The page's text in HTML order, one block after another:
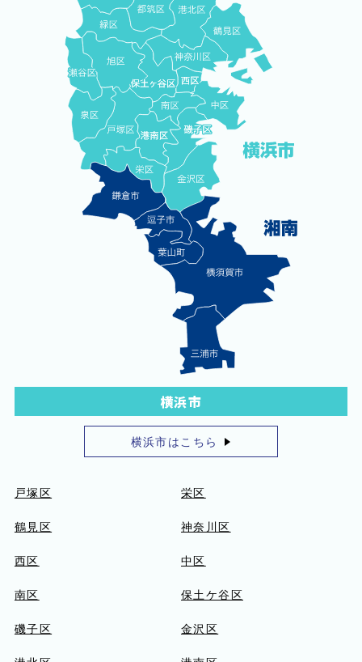
横浜市
横浜市はこちら
戸塚区 栄区
鶴見区 神奈川区
西区 中区
南区 保土ケ谷区
磯子区 金沢区